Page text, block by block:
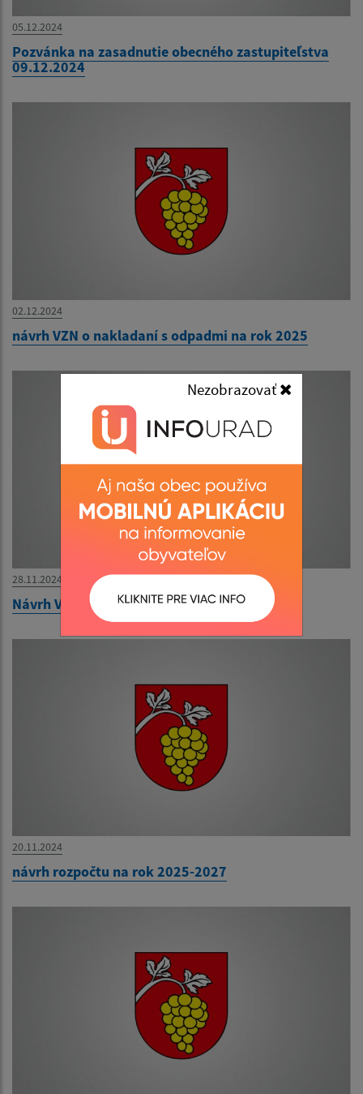
Nezobrazovať
05.12.2024
Pozvánka na zasadnutie obecného zastupiteľstva
09.12.2024
02.12.2024
návrh VZN o nakladaní s odpadmi na rok 2025
28.11.2024
Návrh VZN o miestnych daniach
20.11.2024
návrh rozpočtu na rok 2025-2027